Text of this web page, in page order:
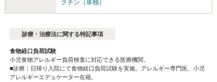
クチン（単独）
診療・治療法に関する特記事項
食物経口負荷試験
小児食物アレルギー負荷検査に対応できる医療機関。
■診療：日帰り入院にて食物経口負荷試験を実施。アレルギー専門医、小児
アレルギーエデュケーター在籍。